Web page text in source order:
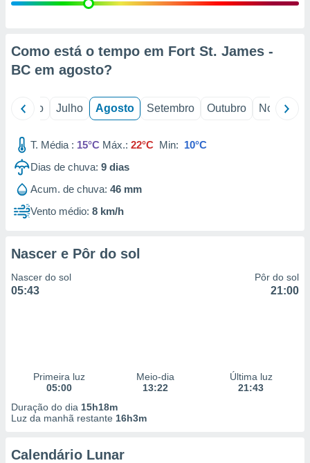
estudos
1199
Como está o tempo em Fort St. James -
BC em agosto?
Junho Julho Agosto Setembro Outubro Novembro
T. Média : 15°C Máx.: 22°C Min: 10°C
Dias de chuva: 9 dias
Acum. de chuva: 46 mm
Vento médio: 8 km/h
Nascer e Pôr do sol
Nascer do sol
05:43
Pôr do sol
21:00
Primeira luz
05:00
Meio-dia
13:22
Última luz
21:43
Duração do dia 15h18m
Luz da manhã restante 16h3m
Calendário Lunar